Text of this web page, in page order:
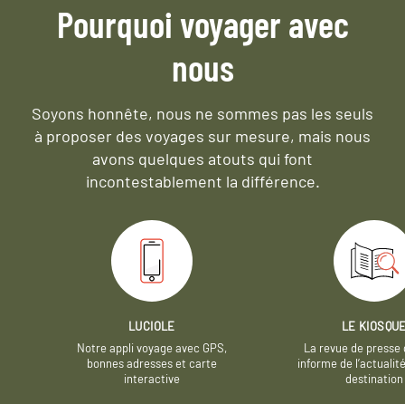
Pourquoi voyager avec
nous
Soyons honnête, nous ne sommes pas les seuls
à proposer des voyages sur mesure, mais nous
avons quelques atouts qui font
incontestablement la différence.
LUCIOLE
Notre appli voyage avec GPS,
bonnes adresses et carte
interactive
LE
La revue de presse
informe de
destination